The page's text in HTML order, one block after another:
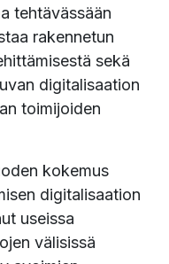
tehtävässään
rakennetun
sekä
digitalisaation
toimijoiden
kokemus
digitalisaation
useissa
välisissä